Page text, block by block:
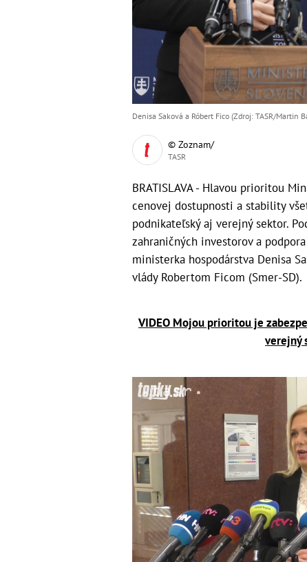
Denisa Saková a Róbert Fico (Zdroj: TASR/Martin
© Zoznam/
TASR
BRATISLAVA - Hlavou prioritou
cenovej dostupnosti a stability
podnikateľský aj verejný sektor.
zahraničných investorov a
ministerka hospodárstva Denisa
vlády Robertom Ficom (Smer-SD).
VIDEO Mojou prioritou je
verejný